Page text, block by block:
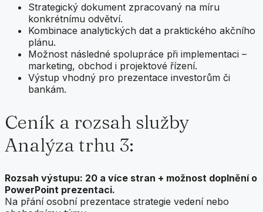
Strategický dokument zpracovaný na míru
konkrétnímu odvětví.
Kombinace analytických dat a praktického akčního
plánu.
Možnost následné spolupráce při implementaci –
marketing, obchod i projektové řízení.
Výstup vhodný pro prezentace investorům či
bankám.
Ceník a rozsah služby
Analýza trhu 3:
Rozsah výstupu: 20 a více stran + možnost doplnění o
PowerPoint prezentaci.
Na přání osobní prezentace strategie vedení nebo